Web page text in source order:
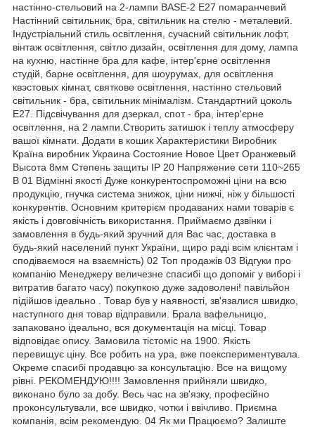
настінно-стельовий на 2-лампи BASE-2 E27 помаранчевий
Настінний світильник, бра, світильник на стелю - металевий.
Індустріальний стиль освітлення, сучасний світильник лофт,
вінтаж освітлення, світло дизайн, освітлення для дому, лампа
на кухню, настінне бра для кафе, інтер'єрне освітлення
студій, барне освітлення, для шоурумах, для освітлення
квэстовых кімнат, святкове освітлення, настінно стельовий
світильник - бра, світильник мінімалізм. Стандартний цоколь
Е27. Підсвічування для дзеркал, спот - бра, інтер'єрне
освітлення, на 2 лампи.Створить затишок і теплу атмосферу
вашої кімнати. Додати в кошик Характеристики Виробник
Країна виробник Украина Состояние Новое Цвет Оранжевый
Высота 8мм Степень защиты IP 20 Напряжение сети 110~265
В 01 Відмінні якості Дуже конкурентоспроможні ціни на всю
продукцію, гнучка система знижок, ціни нижчі, ніж у більшості
конкурентів. Основним критерієм продаваних нами товарів є
якість і довговічність використання. Приймаємо дзвінки і
замовлення в будь-який зручний для Вас час, доставка в
будь-який населений пункт України, щиро раді всім клієнтам і
сподіваємося на взаємність) 02 Топ продажів 03 Відгуки про
компанію Менеджеру величезне спасибі що допоміг у виборі і
витратив багато часу) покупкою дуже задоволені! павільйон
підійшов ідеально . Товар був у наявності, зв'язалися швидко,
наступного дня товар відправили. Брала вафельницю,
запаковано ідеально, вся документація на місці. Товар
відповідає опису. Замовила тістоміс на 1900. Якість
перевищує ціну. Все робить на ура, вже поекспериментувала.
Окреме спасибі продавцю за консультацію. Все на вищому
рівні. РЕКОМЕНДУЮ!!!! Замовлення прийняли швидко,
виконано було за добу. Весь час на зв'язку, професійно
проконсультували, все швидко, чотки і ввічливо. Приємна
компанія, всім рекомендую. 04 Як ми Працюємо? Залиште